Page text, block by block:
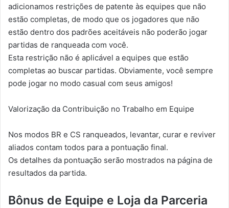
adicionamos restrições de patente às equipes que não
estão completas, de modo que os jogadores que não
estão dentro dos padrões aceitáveis não poderão jogar
partidas de ranqueada com você.
Esta restrição não é aplicável a equipes que estão
completas ao buscar partidas. Obviamente, você sempre
pode jogar no modo casual com seus amigos!
Valorização da Contribuição no Trabalho em Equipe
Nos modos BR e CS ranqueados, levantar, curar e reviver
aliados contam todos para a pontuação final.
Os detalhes da pontuação serão mostrados na página de
resultados da partida.
Bônus de Equipe e Loja da Parceria